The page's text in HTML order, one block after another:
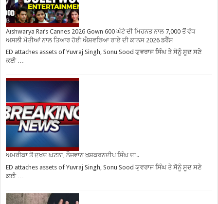
Aishwarya Rai’s Cannes 2026 Gown 600 ਘੰਟੇ ਦੀ ਮਿਹਨਤ ਨਾਲ 7,000 ਤੋਂ ਵੱਧ
ਅਸਲੀ ਮੋਤੀਆਂ ਨਾਲ ਤਿਆਰ ਹੋਈ ਐਸ਼ਵਰਿਆ ਰਾਏ ਦੀ ਕਾਨਸ 2026 ਡਰੈੱਸ
ED attaches assets of Yuvraj Singh, Sonu Sood ਯੁਵਰਾਜ ਸਿੰਘ ਤੇ ਸੋਨੂੰ ਸੂਦ ਸਣੇ
ਕਈ …
ਅਮਰੀਕਾ ਤੋਂ ਦੁਖਦ ਘਟਨਾ, ਨੌਜਵਾਨ ਖੁਸ਼ਕਰਨਦੀਪ ਸਿੰਘ ਦਾ..
ED attaches assets of Yuvraj Singh, Sonu Sood ਯੁਵਰਾਜ ਸਿੰਘ ਤੇ ਸੋਨੂੰ ਸੂਦ ਸਣੇ
ਕਈ …